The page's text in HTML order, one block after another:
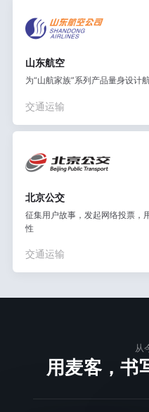
山东航空
为“山航家族”系列产品量身设计
交通运输
北京公交
征集用户故事，发起网络投票，
性
交通运输
从
用麦客，书